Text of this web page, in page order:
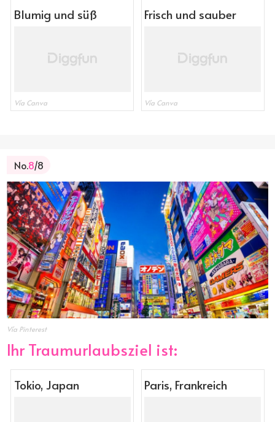
Blumig und süß
Vía Canva
Frisch und sauber
Vía Canva
No.8/8
Vía Pinterest
Ihr Traumurlaubsziel ist:
Tokio, Japan Paris, Frankreich